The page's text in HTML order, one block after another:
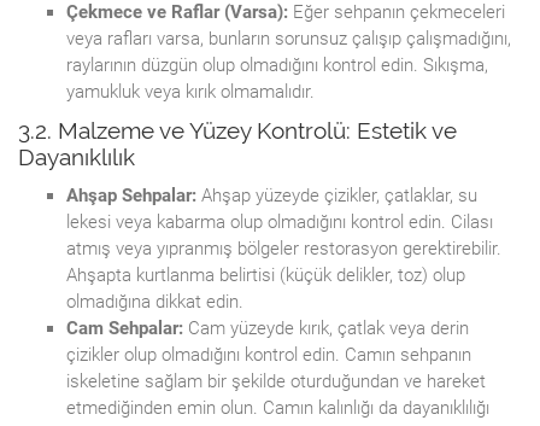
Çekmece ve Raflar (Varsa): Eğer sehpanın çekmeceleri
veya rafları varsa, bunların sorunsuz çalışıp çalışmadığını,
raylarının düzgün olup olmadığını kontrol edin. Sıkışma,
yamukluk veya kırık olmamalıdır.
3.2. Malzeme ve Yüzey Kontrolü: Estetik ve
Dayanıklılık
Ahşap Sehpalar: Ahşap yüzeyde çizikler, çatlaklar, su
lekesi veya kabarma olup olmadığını kontrol edin. Cilası
atmış veya yıpranmış bölgeler restorasyon gerektirebilir.
Ahşapta kurtlanma belirtisi (küçük delikler, toz) olup
olmadığına dikkat edin.
Cam Sehpalar: Cam yüzeyde kırık, çatlak veya derin
çizikler olup olmadığını kontrol edin. Camın sehpanın
iskeletine sağlam bir şekilde oturduğundan ve hareket
etmediğinden emin olun. Camın kalınlığı da dayanıklılığı